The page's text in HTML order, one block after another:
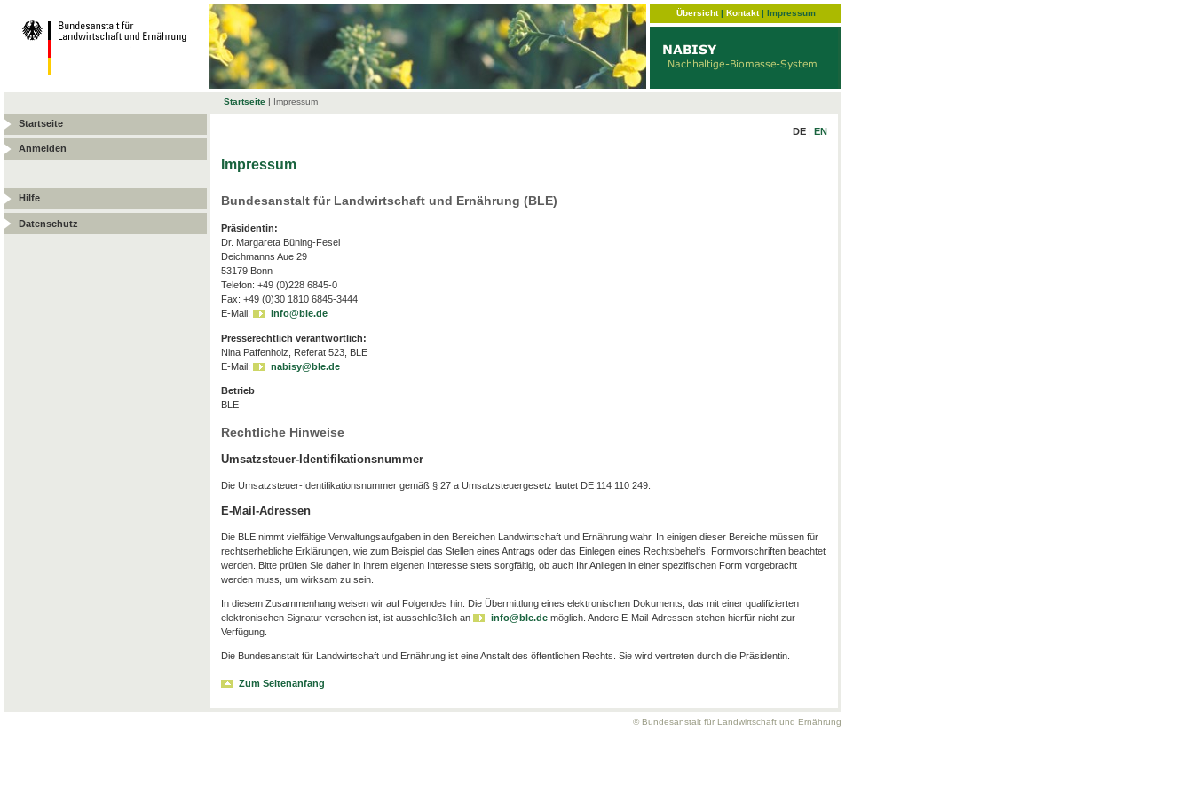
Übersicht| Kontakt| Impressum
Startseite | Impressum
Startseite
Anmelden
Hilfe
Datenschutz
DE |EN
Impressum
Bundesanstalt für Landwirtschaft und Ernährung (BLE)
Präsidentin:
Dr. Margareta Büning-Fesel
Deichmanns Aue 29
53179 Bonn
Telefon: +49 (0)228 6845-0
Fax: +49 (0)30 1810 6845-3444
E-Mail:
info@ble.de
Presserechtlich verantwortlich:
Nina Paffenholz, Referat 523, BLE
E-Mail:
nabisy@ble.de
Betrieb
BLE
Rechtliche Hinweise
Umsatzsteuer-Identifikationsnummer
Die Umsatzsteuer-Identifikationsnummer gemäß § 27 a Umsatzsteuergesetz lautet DE 114 110 249.
E-Mail-Adressen
Die BLE nimmt vielfältige Verwaltungsaufgaben in den Bereichen Landwirtschaft und Ernährung wahr. In einigen dieser Bereiche müssen für
rechtserhebliche Erklärungen, wie zum Beispiel das Stellen eines Antrags oder das Einlegen eines Rechtsbehelfs, Formvorschriften beachtet
werden. Bitte prüfen Sie daher in Ihrem eigenen Interesse stets sorgfältig, ob auch Ihr Anliegen in einer spezifischen Form vorgebracht
werden muss, um wirksam zu sein.
In diesem Zusammenhang weisen wir auf Folgendes hin: Die Übermittlung eines elektronischen Dokuments, das mit einer qualifizierten
elektronischen Signatur versehen ist, ist ausschließlich an
info@ble.demöglich. Andere E-Mail-Adressen stehen hierfür nicht zur
Verfügung.
Die Bundesanstalt für Landwirtschaft und Ernährung ist eine Anstalt des öffentlichen Rechts. Sie wird vertreten durch die Präsidentin.
Zum Seitenanfang
© Bundesanstalt für Landwirtschaft und Ernährung